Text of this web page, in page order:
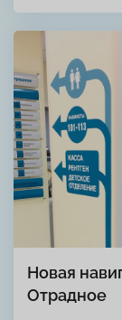
Новая
Отрадное